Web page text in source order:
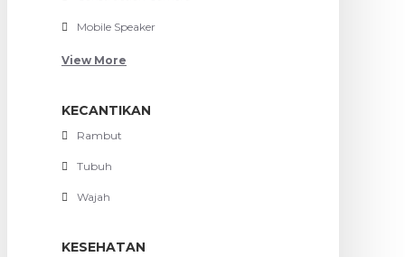
Mobile Speaker
View More
KECANTIKAN
Rambut
Tubuh
Wajah
KESEHATAN